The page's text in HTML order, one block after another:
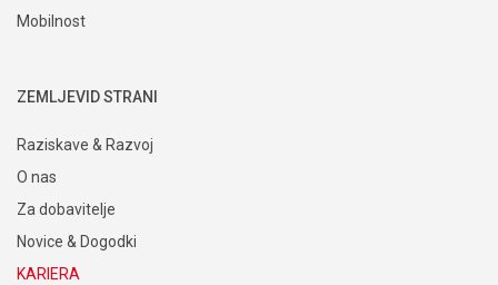
Mobilnost
ZEMLJEVID STRANI
Raziskave & Razvoj
O nas
Za dobavitelje
Novice & Dogodki
KARIERA